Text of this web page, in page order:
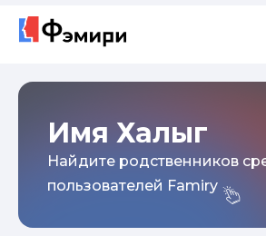
Имя Халыг
Найдите родственников
пользователей Famiry